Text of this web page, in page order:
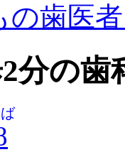
の歯医
2分の歯